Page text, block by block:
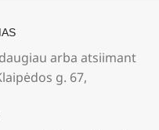
arba atsiimant
g. 67,